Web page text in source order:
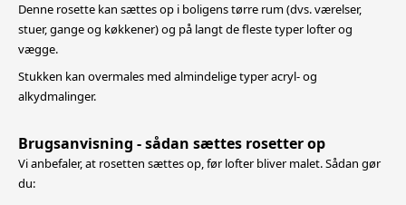
Denne rosette kan sættes op i boligens tørre rum (dvs. værelser,
stuer, gange og køkkener) og på langt de fleste typer lofter og
vægge.
Stukken kan overmales med almindelige typer acryl- og
alkydmalinger.
Brugsanvisning - sådan sættes rosetter op
Vi anbefaler, at rosetten sættes op, før lofter bliver malet. Sådan gør
du: